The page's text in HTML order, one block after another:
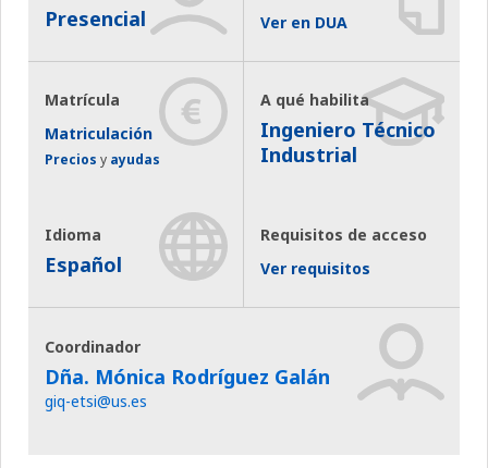
Presencial
Ver en DUA
Matrícula
Matriculación
Precios y ayudas
A qué habilita
Ingeniero Técnico
Industrial
Idioma
Español
Requisitos de acceso
Ver requisitos
Coordinador
Dña. Mónica Rodríguez Galán
giq-etsi@us.es